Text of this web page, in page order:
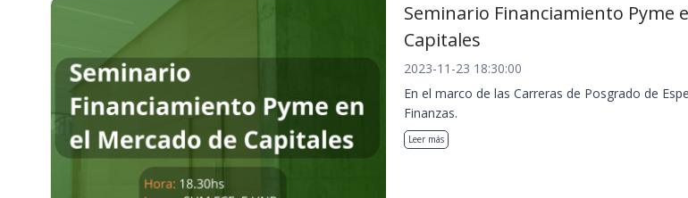
Seminario Financiamiento Pyme
Capitales
2023-11-23 18:30:00
En el marco de las Carreras de Posgrado de
Finanzas.
Leer más